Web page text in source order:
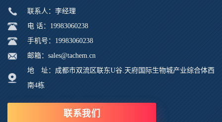
联系人：李经理
电 话：19983060238
手机号：19983060238
邮箱：sales@tachem.cn
地 址：成都市双流区联东U谷.天府国际生物城产业综合体西
南4栋
联系我们